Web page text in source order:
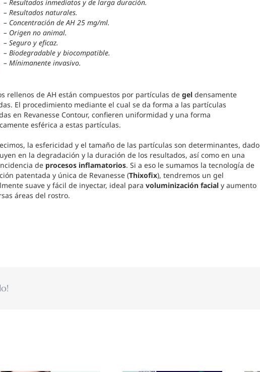
– Resultados inmediatos y de larga duración.
– Resultados naturales.
– Concentración de AH 25 mg/ml.
– Origen no animal.
– Seguro y eficaz.
– Biodegradable y biocompatible.
– Mínimanente invasivo.
rellenos de AH están compuestos por partículas de geldensamente
El procedimiento mediante el cual se da forma a las partículas
en Revanesse Contour, confieren uniformidad y una forma
esférica a estas partículas.
la esfericidad y el tamaño de las partículas son determinantes, dado
en la degradación y la duración de los resultados, así como en una
de procesos inflamatorios. Si a eso le sumamos la tecnología de
patentada y única de Revanesse (Thixofix), tendremos un gel
suave y fácil de inyectar, ideal para voluminización facialy aumento
áreas del rostro.